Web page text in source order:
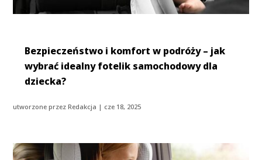
Bezpieczeństwo i komfort w podróży – jak
wybrać idealny fotelik samochodowy dla
dziecka?
utworzone przezRedakcja | cze 18, 2025